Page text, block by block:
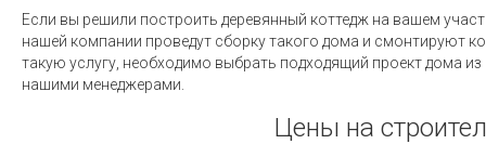
Если вы решили построить деревянный коттедж на вашем
нашей компании проведут сборку такого дома и смонтируют
такую услугу, необходимо выбрать подходящий проект дома
нашими менеджерами.
Цены на